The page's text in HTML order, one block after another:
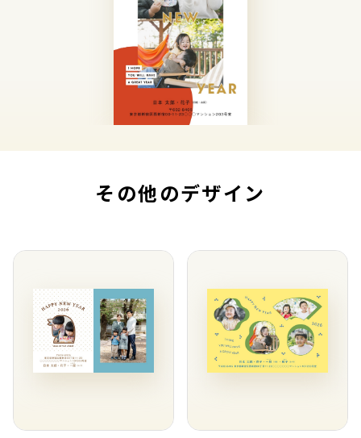
その他のデザイン